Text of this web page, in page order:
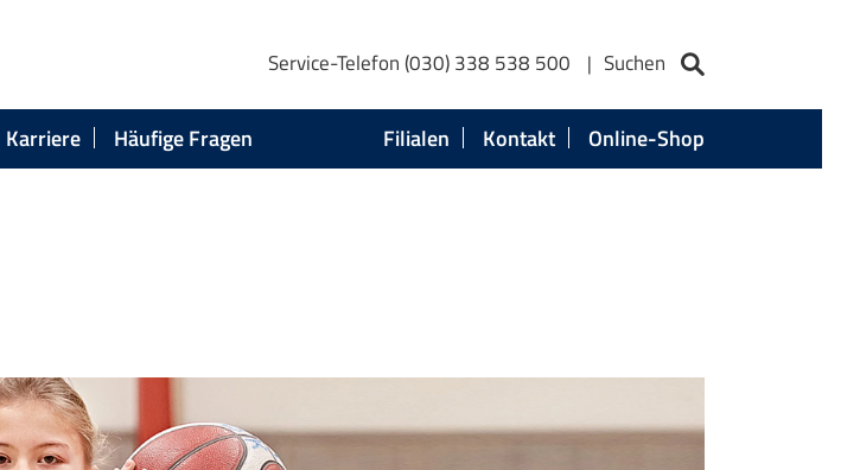
Service-Telefon (030) 338 538 500 Suchen
Karriere Häufige Fragen Filialen Kontakt Online-Shop